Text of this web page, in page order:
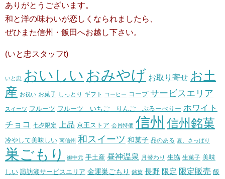
ありがとうございます。
和と洋の味わいが恋しくなられましたら、
ぜひまた信州・飯田へお越し下さい。
(いと忠スタッフt)
いと忠 おいしい おみやげ お取り寄せ お土
産 お祝い お菓子 しっとり ギフト コーヒー コープ サービスエリア
スイーツ フルーツ フルーツ いちご りんご ぶるーべりー ホワイト
チョコ 七夕限定 上品 京王ストア 会員特価 信州 信州銘菓
冷やして美味しい 南信州 和スイーツ 和菓子 品のある 夏、さっぱり
巣ごもり 御中元 手土産 昼神温泉 月替わり 生協 生菓子 美味
しい 諏訪湖サービスエリア 金運巣ごもり 銘菓 長野 限定 限定販売 飯